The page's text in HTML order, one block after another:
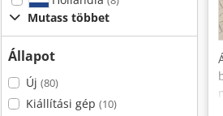
Mutass többet
Állapot
Új (80)
Kiállítási gép (10)